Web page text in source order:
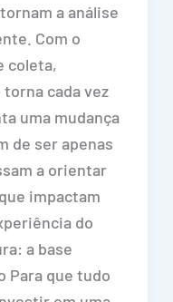
a análise
Com o
coleta,
cada vez
uma mudança
de ser apenas
a orientar
impactam
do
a base
Para que tudo